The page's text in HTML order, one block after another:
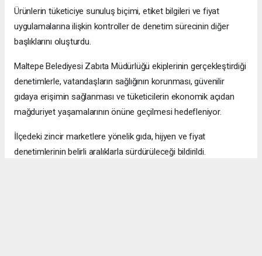
Ürünlerin tüketiciye sunuluş biçimi, etiket bilgileri ve fiyat
uygulamalarına ilişkin kontroller de denetim sürecinin diğer
başlıklarını oluşturdu.
Maltepe Belediyesi Zabıta Müdürlüğü ekiplerinin gerçekleştirdiği
denetimlerle, vatandaşların sağlığının korunması, güvenilir
gıdaya erişimin sağlanması ve tüketicilerin ekonomik açıdan
mağduriyet yaşamalarının önüne geçilmesi hedefleniyor.
İlçedeki zincir marketlere yönelik gıda, hijyen ve fiyat
denetimlerinin belirli aralıklarla sürdürüleceği bildirildi.